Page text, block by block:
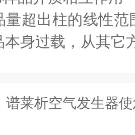
量超出柱的线性
本身过载，从其它
谱莱析空气发生器